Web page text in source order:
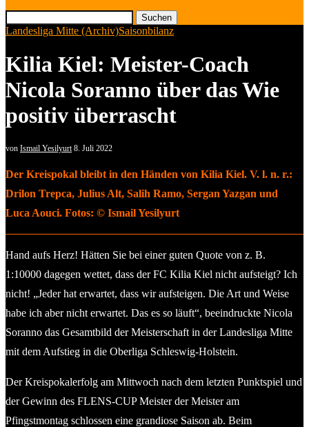
Suchen
Landesliga Mitte (Archiv)Saisonbilanz
Kilia Kiel: Meister-Coach
Nicola Soranno über das Wie
positiv überrascht
von Ismail Yesilyurt 8. Juli 2022
Der Kreispokal bleibt in den Händen von Kilia Kiel. V. l. n. r.:
Drilon Trepca, Julius Alt, Salih Ramo, Sergan Yazgan und
Luca Aouci. Fotos: © Ismail Yesilyurt
Hand aufs Herz! Hätten Sie bei einer guten Quote von z. B.
1:10000 dagegen wettet, dass der FC Kilia Kiel nicht aufsteigt? Ich
nicht! „Jeder hat erwartet, dass wir aufsteigen. Die Art und Weise
habe ich aber nicht erwartet. Das es so läuft“, beeindruckte Nicola
Soranno das Gesamtbild der Meisterschaft in der Landesliga Mitte
mit dem Aufstieg in die Oberliga Schleswig-Holstein.
Der Kreispokalerfolg am Mittwoch nach dem letzten Punktspiel und
der Gewinn des FLENS-CUP Meister der Meister am
Pfingstmontag schlossen eine grandiose Saison ab. Beim